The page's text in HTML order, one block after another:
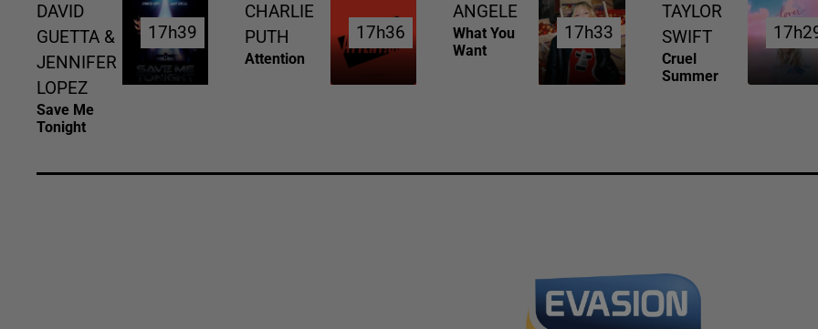
DAVID
GUETTA &
JENNIFER
LOPEZ
Save Me
Tonight
17h39
17h39
CHARLIE
PUTH
Attention
17h36
17h36
ANGELE
What You
Want
17h33
17h33
TAYLOR
SWIFT
Cruel
Summer